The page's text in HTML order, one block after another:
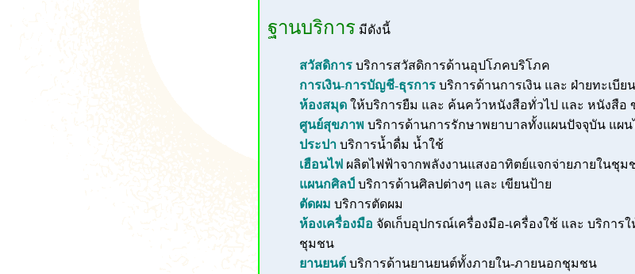
ฐานบริการ มีดังนี้
สวัสดิการบริการสวัสดิการด้านอุปโภคบริโภค
การเงิน-การบัญชี-ธุรการบริการด้านการเงิน และ ฝ่ายทะเบียน
ห้องสมุดให้บริการยืม และ ค้นคว้าหนังสือทั่วไป และ หนังสือ
ศูนย์สุขภาพ บริการด้านการรักษาพยาบาลทั้งแผนปัจจุบัน แผน
ประปาบริการน้ำดื่ม น้ำใช้
เฮือนไฟ ผลิตไฟฟ้าจากพลังงานแสงอาทิตย์แจกจ่ายภายในชุม
แผนกศิลป์ บริการด้านศิลปต่างๆ และ เขียนป้าย
ตัดผม บริการตัดผม
ห้องเครื่องมือ จัดเก็บอุปกรณ์เครื่องมือ-เครื่องใช้ และ บริการ
ชุมชน
ยานยนต์ บริการด้านยานยนต์ทั้งภายใน-ภายนอกชุมชน